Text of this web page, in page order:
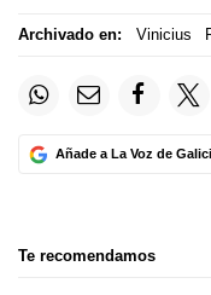
Archivado en: Vinicius
Añade a La Voz de
Te recomendamos